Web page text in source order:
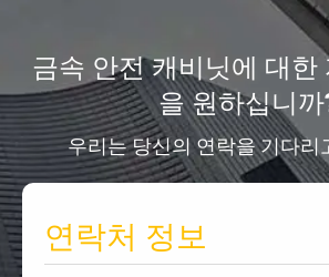
금속 안전 캐비닛에 대한
을 원하십니까
우리는 당신의 연락을 기다리
연락처 정보